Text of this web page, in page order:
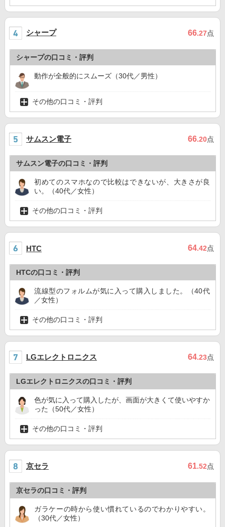
シャープ 66.27点
シャープの口コミ・評判
動作が全般的にスムーズ（30代／男性）
その他の口コミ・評判
サムスン電子 66.20点
サムスン電子の口コミ・評判
初めてのスマホなので比較はできないが、大きさが良
い。（40代／女性）
その他の口コミ・評判
HTC 64.42点
HTCの口コミ・評判
流線型のフォルムが気に入って購入しました。（40代
／女性）
その他の口コミ・評判
LGエレクトロニクス 64.23点
LGエレクトロニクスの口コミ・評判
色が気に入って購入したが、画面が大きくて使いやすか
った（50代／女性）
その他の口コミ・評判
京セラ 61.52点
京セラの口コミ・評判
ガラケーの時から使い慣れているのでわかりやすい。
（30代／女性）